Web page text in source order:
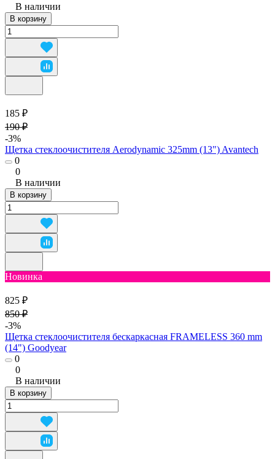
В наличии
В корзину
185 ₽
190 ₽
-3%
Щетка стеклоочистителя Aerodynamic 325mm (13") Avantech
0
0
В наличии
В корзину
Новинка
825 ₽
850 ₽
-3%
Щетка стеклоочистителя бескаркасная FRAMELESS 360 mm
(14") Goodyear
0
0
В наличии
В корзину